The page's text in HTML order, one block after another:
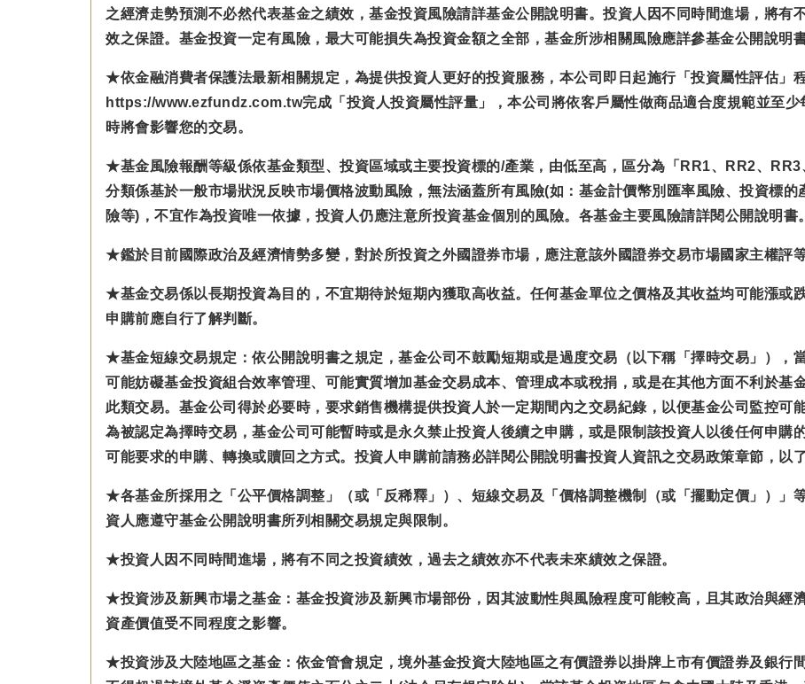
之經濟走勢預測不必然代表基金之績效，基金投資風險請詳基金公開說明書。投資人因不同時間進場，將有
效之保證。基金投資一定有風險，最大可能損失為投資金額之全部，基金所涉相關風險應詳參基金公開說明書
★依金融消費者保護法最新相關規定，為提供投資人更好的投資服務，本公司即日起施行「投資屬性評估」
https://www.ezfundz.com.tw完成「投資人投資屬性評量」，本公司將依客戶屬性做商品適合度規範並至少
時將會影響您的交易。
★基金風險報酬等級係依基金類型、投資區域或主要投資標的/產業，由低至高，區分為「RR1、RR2、
分類係基於一般市場狀況反映市場價格波動風險，無法涵蓋所有風險(如：基金計價幣別匯率風險、投資標
險等)，不宜作為投資唯一依據，投資人仍應注意所投資基金個別的風險。各基金主要風險請詳閱公開說明書。
★鑑於目前國際政治及經濟情勢多變，對於所投資之外國證券市場，應注意該外國證券交易市場國家主權評
★基金交易係以長期投資為目的，不宜期待於短期內獲取高收益。任何基金單位之價格及其收益均可能漲或
申購前應自行了解判斷。
★基金短線交易規定：依公開說明書之規定，基金公司不鼓勵短期或是過度交易（以下稱「擇時交易」），
可能妨礙基金投資組合效率管理、可能實質增加基金交易成本、管理成本或稅捐，或是在其他方面不利於基
此類交易。基金公司得於必要時，要求銷售機構提供投資人於一定期間內之交易紀錄，以便基金公司監控可
為被認定為擇時交易，基金公司可能暫時或是永久禁止投資人後續之申購，或是限制該投資人以後任何申購
可能要求的申購、轉換或贖回之方式。投資人申購前請務必詳閱公開說明書投資人資訊之交易政策章節，以
★各基金所採用之「公平價格調整」（或「反稀釋」）、短線交易及「價格調整機制（或「擺動定價」）」
資人應遵守基金公開說明書所列相關交易規定與限制。
★投資人因不同時間進場，將有不同之投資績效，過去之績效亦不代表未來績效之保證。
★投資涉及新興市場之基金：基金投資涉及新興市場部份，因其波動性與風險程度可能較高，且其政治與經
資產價值受不同程度之影響。
★投資涉及大陸地區之基金： 依金管會規定， 境外基金投資大陸地區之有價證券以掛牌上市有價證券及銀行